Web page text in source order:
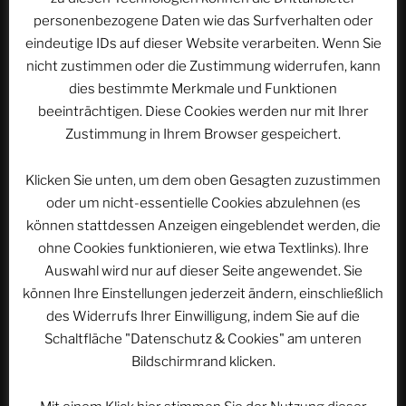
E-Mail-Adresse *
Name, E-Mail-Adresse und Website in diesem
Browser für meinen nächsten Kommentar speichern.
personenbezogene Daten wie das Surfverhalten oder
eindeutige IDs auf dieser Website verarbeiten. Wenn Sie
nicht zustimmen oder die Zustimmung widerrufen, kann
dies bestimmte Merkmale und Funktionen
beeinträchtigen. Diese Cookies werden nur mit Ihrer
Zustimmung in Ihrem Browser gespeichert.
Klicken Sie unten, um dem oben Gesagten zuzustimmen
oder um nicht-essentielle Cookies abzulehnen (es
können stattdessen Anzeigen eingeblendet werden, die
ohne Cookies funktionieren, wie etwa Textlinks). Ihre
Auswahl wird nur auf dieser Seite angewendet. Sie
können Ihre Einstellungen jederzeit ändern, einschließlich
des Widerrufs Ihrer Einwilligung, indem Sie auf die
Schaltfläche "Datenschutz & Cookies" am unteren
Bildschirmrand klicken.